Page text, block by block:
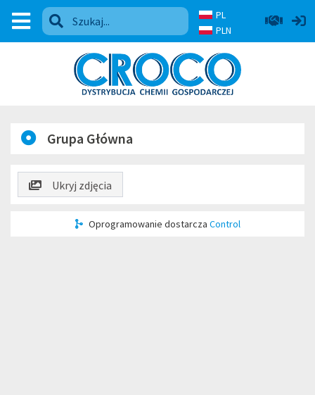
PL
PLN
Grupa Główna
Ukryj zdjęcia
Oprogramowanie dostarcza Control